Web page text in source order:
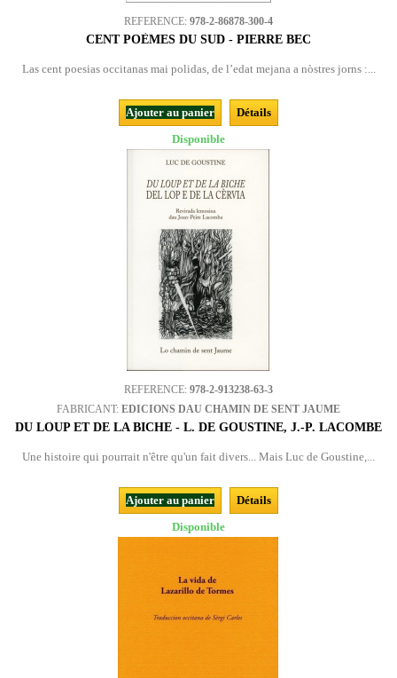
REFERENCE: 978-2-86878-300-4
CENT POÈMES DU SUD - PIERRE BEC
Las cent poesias occitanas mai polidas, de l’edat mejana a nòstres jorns :...
Ajouter au panier
Détails
Disponible
REFERENCE: 978-2-913238-63-3
FABRICANT: EDICIONS DAU CHAMIN DE SENT JAUME
DU LOUP ET DE LA BICHE - L. DE GOUSTINE, J.-P. LACOMBE
Une histoire qui pourrait n'être qu'un fait divers... Mais Luc de Goustine,...
Ajouter au panier
Détails
Disponible